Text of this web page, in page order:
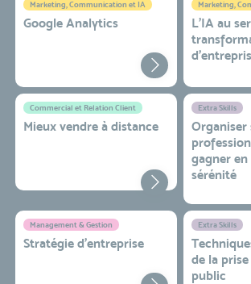
Marketing, Communication et IA
Google Analytics
Marketing,
L'IA au
Commercial et Relation Client
Mieux vendre à distance
Extra Skills
gagner
sérénité
Management & Gestion
Stratégie d’entreprise
Extra Skills
de la
public